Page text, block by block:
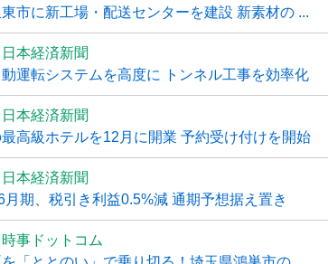
市に新工場・配送センターを建設 新素材の ...
日本経済新聞
運転システムを高度に トンネル工事を効率化
日本経済新聞
高級ホテルを12月に開業 予約受け付けを開始
日本経済新聞
期、税引き利益0.5%減 通期予想据え置き
時事ドットコム